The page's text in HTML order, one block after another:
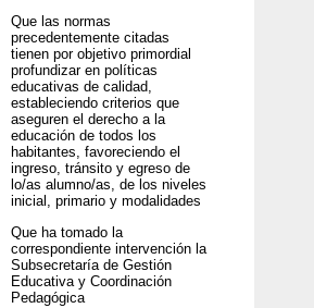
Que las normas
precedentemente citadas
tienen por objetivo primordial
profundizar en políticas
educativas de calidad,
estableciendo criterios que
aseguren el derecho a la
educación de todos los
habitantes, favoreciendo el
ingreso, tránsito y egreso de
lo/as alumno/as, de los niveles
inicial, primario y modalidades
Que ha tomado la
correspondiente intervención la
Subsecretaría de Gestión
Educativa y Coordinación
Pedagógica